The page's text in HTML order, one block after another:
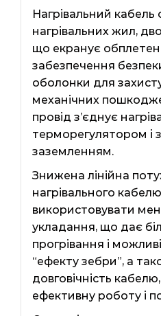
Нагрівальний кабель
нагрівальних жил,
що екранує
забезпечення
оболонки для
механічних
провід з’єднує
терморегулятором і
заземленням.
Знижена лінійна
нагрівального
використовувати
укладання, що дає
прогрівання і
“ефекту зебри”, а
довговічність
ефективну роботу і